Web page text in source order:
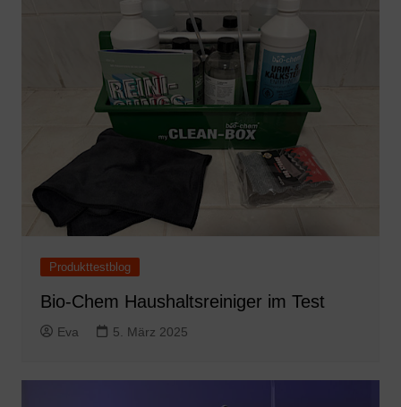
Produkttestblog
Bio-Chem Haushaltsreiniger im Test
Eva 5. März 2025